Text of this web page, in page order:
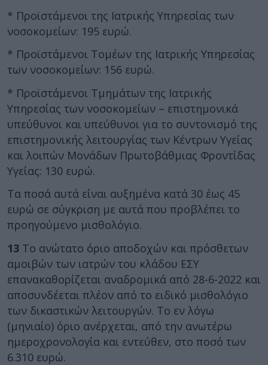
* Προϊστάμενοι της Ιατρικής Υπηρεσίας των
νοσοκομείων: 195 ευρώ.
* Προϊστάμενοι Τομέων της Ιατρικής Υπηρεσίας
των νοσοκομείων: 156 ευρώ.
* Προϊστάμενοι Τμημάτων της Ιατρικής
Υπηρεσίας των νοσοκομείων – επιστημονικά
υπεύθυνοι και υπεύθυνοι για το συντονισμό της
επιστημονικής λειτουργίας των Κέντρων Υγείας
και λοιπών Μονάδων Πρωτοβάθμιας Φροντίδας
Υγείας: 130 ευρώ.
Τα ποσά αυτά είναι αυξημένα κατά 30 έως 45
ευρώ σε σύγκριση με αυτά που προβλέπει το
προηγούμενο μισθολόγιο.
13 Το ανώτατο όριο αποδοχών και πρόσθετων
αμοιβών των ιατρών του κλάδου ΕΣΥ
επανακαθορίζεται αναδρομικά από 28-6-2022 και
αποσυνδέεται πλέον από το ειδικό μισθολόγιο
των δικαστικών λειτουργών. Το εν λόγω
(μηνιαίο) όριο ανέρχεται, από την ανωτέρω
ημεροχρονολογία και εντεύθεν, στο ποσό των
6.310 ευρώ.